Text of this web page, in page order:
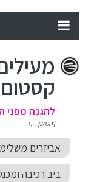
להגנה מפני
[המשך...]
אביזרים
ביב רכיבה